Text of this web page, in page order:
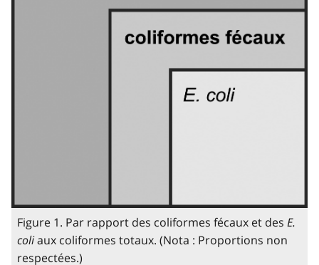
Figure 1. Par rapport des coliformes fécaux et des E.
coliaux coliformes totaux. (Nota : Proportions non
respectées.)